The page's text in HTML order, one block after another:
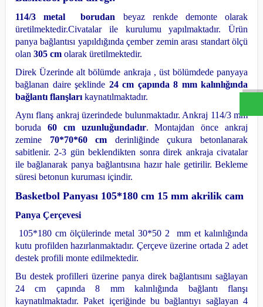
W
h
a
s
a
p
p
D
e
s
t
e
H
a
t
t
114/3 metal borudan beyaz renkde demonte olarak
üretilmektedir.Civatalar ile kurulumu yapılmaktadır. Ürün
panya bağlantısı yapıldığında çember zemin arası standart ölçü
olan 305 cm olarak üretilmektedir.
Direk Üzerinde alt bölümde ankraja , üst bölümdede panyaya
bağlanan daire şeklinde 24 cm çapında 8 mm kalınlığında
bağlantı flanşları kaynatılmaktadır.
Aynı flanş ankraj üzerindede bulunmaktadır. Ankraj 114/3 mm
boruda 60 cm uzunluğundadır. Montajdan önce ankraj
zemine 70*70*60 cm derinliğinde çukura betonlanarak
sabitlenir. 2-3 gün beklendikten sonra direk ankraja civatalar
ile bağlanarak panya bağlantısına hazır hale getirilir. Bekleme
süresi betonun kuruması içindir.
Basketbol Panyası 105*180 cm 15 mm akrilik cam
Panya Çerçevesi
105*180 cm ölçülerinde metal 30*50 2 mm et kalınlığında
kutu profilden hazırlanmaktadır. Çerçeve üzerine ortada 2 adet
destek profili monte edilmektedir.
Bu destek profilleri üzerine panya direk bağlantısını sağlayan
24 cm çapında 8 mm kalınlığında bağlantı flanşı
kaynatılmaktadır. Paket içeriğinde bu bağlantıyı sağlayan 4